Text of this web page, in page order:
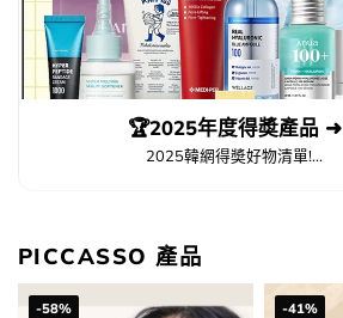
🏆2025年度得奬產品 ➜
2025韓網得奬好物清單!...
PICCASSO 產品
-58% -41%